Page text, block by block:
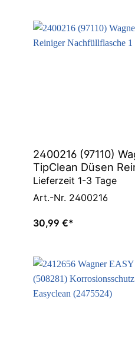
2400216 (97110)
TipClean Düsen
Nachfüllflasche 1
Lieferzeit 1-3 Tage
Art.-Nr. 2400216
30,99 €*